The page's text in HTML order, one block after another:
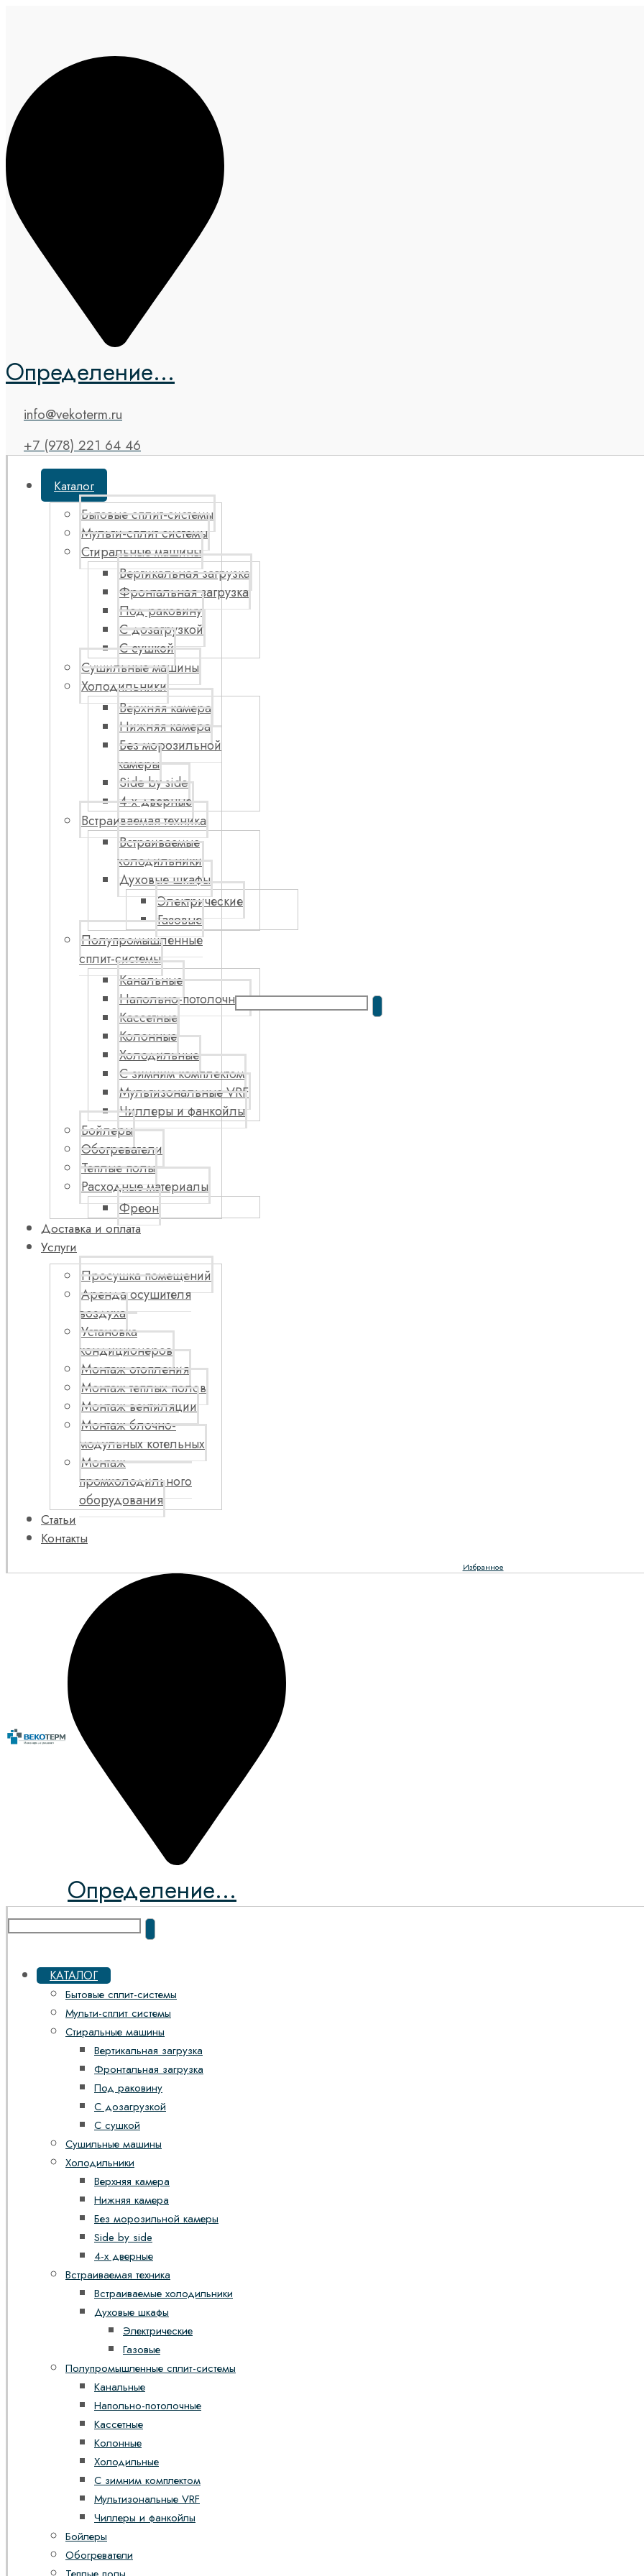
Определение...
info@vekoterm.ru
+7 (978) 221 64 46
Каталог
Бытовые сплит-системы
Мульти-сплит системы
Стиральные машины
Вертикальная загрузка
Фронтальная загрузка
Под раковину
С дозагрузкой
С сушкой
Сушильные машины
Холодильники
Верхняя камера
Нижняя камера
Без морозильной
камеры
Side by side
4-х дверные
Встраиваемая техника
Встраиваемые
холодильники
Духовые шкафы
Электрические
Газовые
Полупромышленные
сплит-системы
Канальные
Напольно-потолочные
Кассетные
Колонные
Холодильные
С зимним комплектом
Мультизональные VRF
Чиллеры и фанкойлы
Бойлеры
Обогреватели
Теплые полы
Расходные материалы
Фреон
Доставка и оплата
Услуги
Просушка помещений
Аренда осушителя
воздуха
Установка
кондиционеров
Монтаж отопления
Монтаж теплых полов
Монтаж вентиляции
Монтаж блочно-
модульных котельных
Монтаж
промхолодильного
оборудования
Статьи
Контакты
Избранное
Определение...
КАТАЛОГ
Бытовые сплит-системы
Мульти-сплит системы
Стиральные машины
Вертикальная загрузка
Фронтальная загрузка
Под раковину
С дозагрузкой
С сушкой
Сушильные машины
Холодильники
Верхняя камера
Нижняя камера
Без морозильной камеры
Side by side
4-х дверные
Встраиваемая техника
Встраиваемые холодильники
Духовые шкафы
Электрические
Газовые
Полупромышленные сплит-системы
Канальные
Напольно-потолочные
Кассетные
Колонные
Холодильные
С зимним комплектом
Мультизональные VRF
Чиллеры и фанкойлы
Бойлеры
Обогреватели